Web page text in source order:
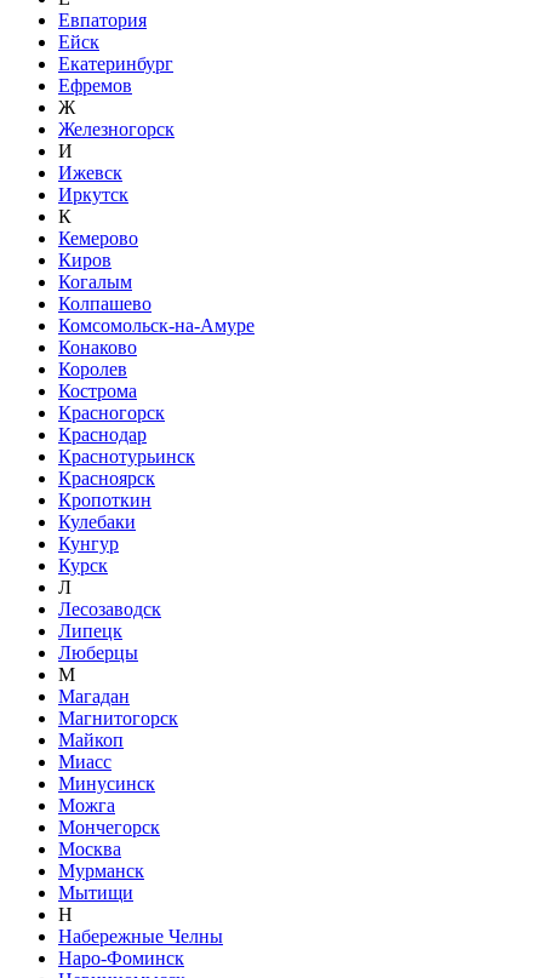
Евпатория
Ейск
Екатеринбург
Ефремов
Ж
Железногорск
И
Ижевск
Иркутск
К
Кемерово
Киров
Когалым
Колпашево
Комсомольск-на-Амуре
Конаково
Королев
Кострома
Красногорск
Краснодар
Краснотурьинск
Красноярск
Кропоткин
Кулебаки
Кунгур
Курск
Л
Лесозаводск
Липецк
Люберцы
М
Магадан
Магнитогорск
Майкоп
Миасс
Минусинск
Можга
Мончегорск
Москва
Мурманск
Мытищи
Н
Набережные Челны
Наро-Фоминск